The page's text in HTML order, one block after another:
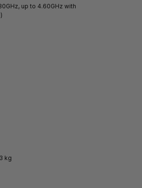
up to 4.60GHz with
kg